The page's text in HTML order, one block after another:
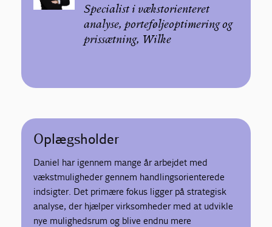
Specialist i vækstorienteret
analyse, porteføljeoptimering og
prissætning, Wilke
Oplægsholder
Daniel har igennem mange år arbejdet med
vækstmuligheder gennem handlingsorienterede
indsigter. Det primære fokus ligger på strategisk
analyse, der hjælper virksomheder med at udvikle
nye mulighedsrum og blive endnu mere